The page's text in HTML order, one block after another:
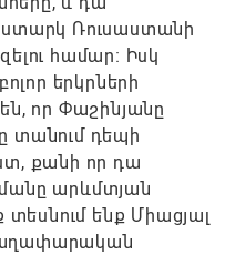
Ռուսաստանի
համար։ Իսկ
երկրների
որ Փաշինյանը
տանում դեպի
քանի որ դա
արևմտյան
տեսնում ենք Միացյալ